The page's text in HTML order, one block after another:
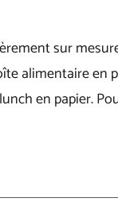
sur
alimentaire en
en papier.